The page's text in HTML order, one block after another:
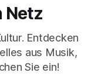
Netz
Entdecken
aus Musik,
Sie ein!